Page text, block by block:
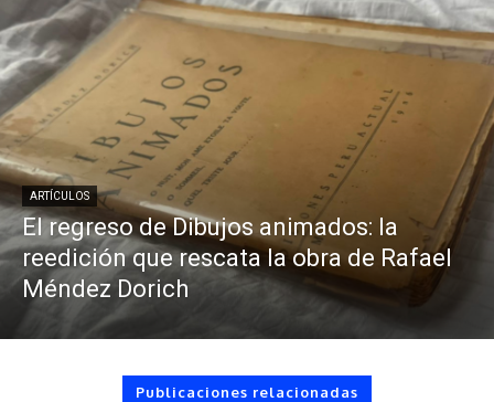
ARTÍCULOS
El regreso de Dibujos animados: la
reedición que rescata la obra de Rafael
Méndez Dorich
Publicaciones relacionadas